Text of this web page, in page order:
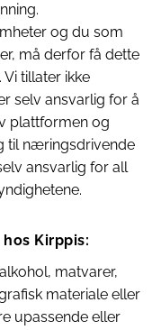
og du som
må derfor få dette
tillater ikke
selv ansvarlig for å
plattformen og
til næringsdrivende
ansvarlig for all
Kirppis:
matvarer,
materiale eller
upassende eller